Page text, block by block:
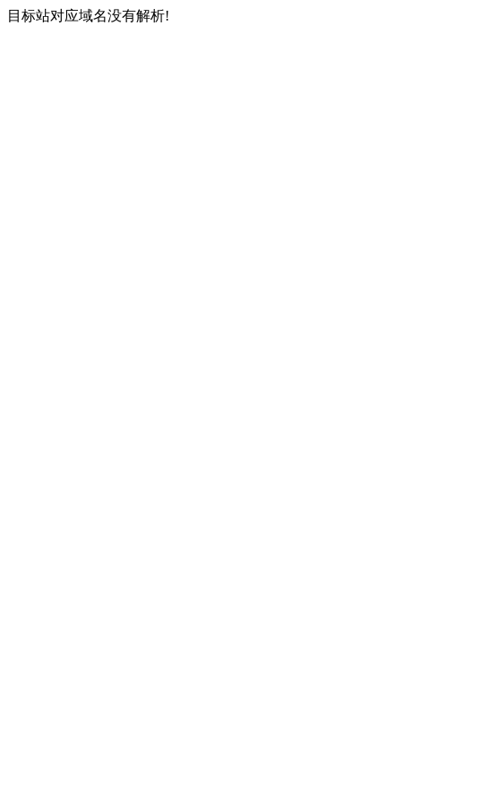
目标站对应域名没有解析!